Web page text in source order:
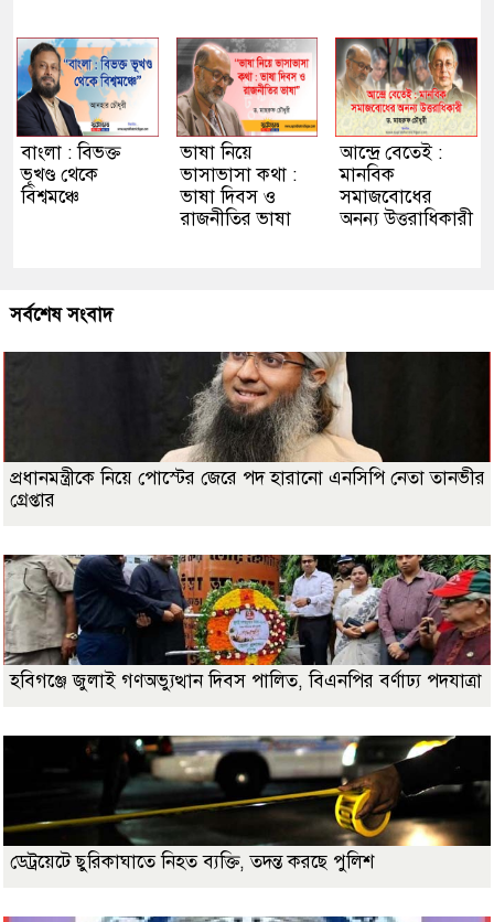
বাংলা : বিভক্ত
ভূখণ্ড থেকে
বিশ্বমঞ্চে
ভাষা নিয়ে
ভাসাভাসা কথা :
ভাষা দিবস ও
রাজনীতির ভাষা
আন্দ্রে বেতেই :
মানবিক
সমাজবোধের
অনন্য উত্তরাধিকারী
সর্বশেষ সংবাদ
প্রধানমন্ত্রীকে নিয়ে পোস্টের জেরে পদ হারানো এনসিপি নেতা তানভীর
গ্রেপ্তার
হবিগঞ্জে জুলাই গণঅভ্যুত্থান দিবস পালিত, বিএনপির বর্ণাঢ্য পদযাত্রা
ডেট্রয়েটে ছুরিকাঘাতে নিহত ব্যক্তি, তদন্ত করছে পুলিশ